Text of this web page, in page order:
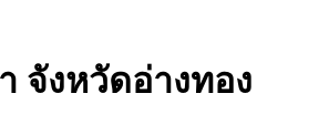
จังหวัดอ่างทอง